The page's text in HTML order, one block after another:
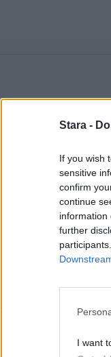
Stara -
If you wish
sensitive
confirm
continue
information
further
I want